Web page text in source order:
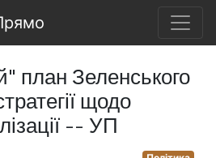
план Зеленського
щодо
-- УП